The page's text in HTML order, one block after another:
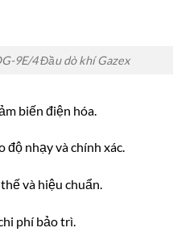
9E/4 Đầu dò khí Gazex
biến điện hóa.
độ nhạy và chính xác.
và hiệu chuẩn.
phí bảo trì.